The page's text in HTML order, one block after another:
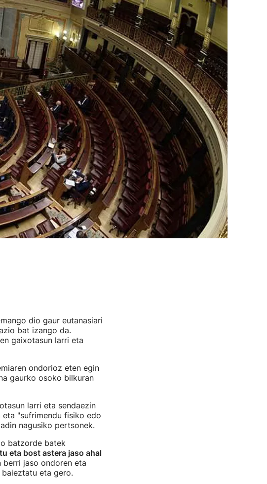
dio gaur eutanasiari
bat izango da.
gaixotasun larri eta
ondorioz eten egin
gaurko osoko bilkuran
larri eta sendaezin
"sufrimendu fisiko edo
nagusiko pertsonek.
batzorde batek
eta bost astera jaso ahal
berri jaso ondoren eta
eta gero.